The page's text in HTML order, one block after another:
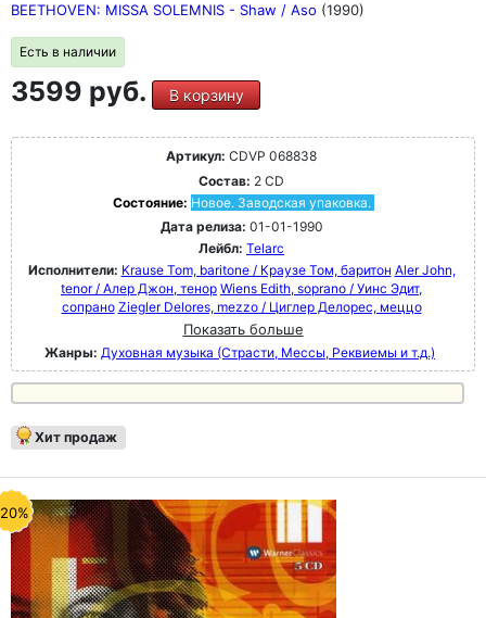
BEETHOVEN: MISSA SOLEMNIS - Shaw / Aso (1990)
Есть в наличии
3599 руб. В корзину
Артикул: CDVP 068838
Состав: 2 CD
Состояние: Новое. Заводская упаковка.
Дата релиза: 01-01-1990
Лейбл: Telarc
Исполнители: Krause Tom, baritone / Краузе Том, баритон Aler John,
tenor / Алер Джон, тенор Wiens Edith, soprano / Уинс Эдит,
сопрано Ziegler Delores, mezzo / Циглер Делорес, меццо
Показать больше
Жанры: Духовная музыка (Страсти, Мессы, Реквиемы и т.д.)
Хит продаж